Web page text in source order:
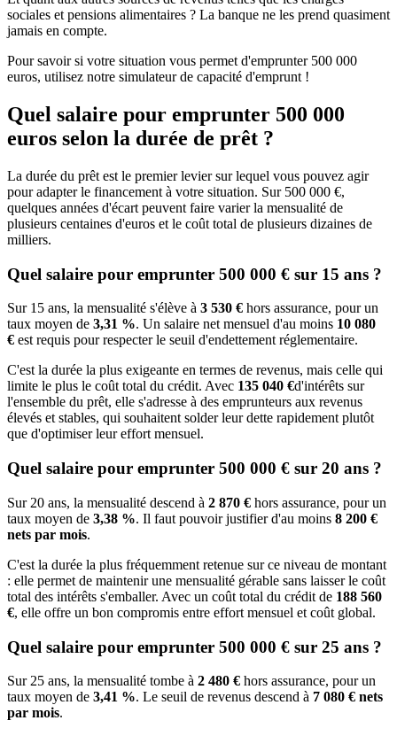
sociales et pensions alimentaires ? La banque ne les prend quasiment
jamais en compte.
Pour savoir si votre situation vous permet d'emprunter 500 000
euros, utilisez notre simulateur de capacité d'emprunt !
Quel salaire pour emprunter 500 000
euros selon la durée de prêt ?
La durée du prêt est le premier levier sur lequel vous pouvez agir
pour adapter le financement à votre situation. Sur 500 000 €,
quelques années d'écart peuvent faire varier la mensualité de
plusieurs centaines d'euros et le coût total de plusieurs dizaines de
milliers.
Quel salaire pour emprunter 500 000 € sur 15 ans ?
Sur 15 ans, la mensualité s'élève à 3 530 € hors assurance, pour un
taux moyen de 3,31 %. Un salaire net mensuel d'au moins 10 080
€ est requis pour respecter le seuil d'endettement réglementaire.
C'est la durée la plus exigeante en termes de revenus, mais celle qui
limite le plus le coût total du crédit. Avec 135 040 €d'intérêts sur
l'ensemble du prêt, elle s'adresse à des emprunteurs aux revenus
élevés et stables, qui souhaitent solder leur dette rapidement plutôt
que d'optimiser leur effort mensuel.
Quel salaire pour emprunter 500 000 € sur 20 ans ?
Sur 20 ans, la mensualité descend à 2 870 € hors assurance, pour un
taux moyen de 3,38 %. Il faut pouvoir justifier d'au moins 8 200 €
nets par mois.
C'est la durée la plus fréquemment retenue sur ce niveau de montant
: elle permet de maintenir une mensualité gérable sans laisser le coût
total des intérêts s'emballer. Avec un coût total du crédit de 188 560
€, elle offre un bon compromis entre effort mensuel et coût global.
Quel salaire pour emprunter 500 000 € sur 25 ans ?
Sur 25 ans, la mensualité tombe à 2 480 € hors assurance, pour un
taux moyen de 3,41 %. Le seuil de revenus descend à 7 080 € nets
par mois.